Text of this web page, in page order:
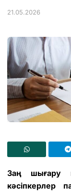
21.05.2026
Заң шығару
кәсіпкерлер